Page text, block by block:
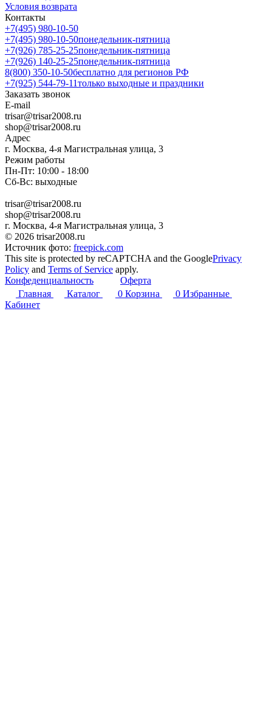
Условия возврата
Контакты
+7(495) 980-10-50
+7(495) 980-10-50понедельник-пятница
+7(926) 785-25-25понедельник-пятница
+7(926) 140-25-25понедельник-пятница
8(800) 350-10-50бесплатно для регионов РФ
+7(925) 544-79-11только выходные и праздники
Заказать звонок
E-mail
trisar@trisar2008.ru
shop@trisar2008.ru
Адрес
г. Москва, 4-я Магистральная улица, 3
Режим работы
Пн-Пт: 10:00 - 18:00
Сб-Вс: выходные
trisar@trisar2008.ru
shop@trisar2008.ru
г. Москва, 4-я Магистральная улица, 3
© 2026 trisar2008.ru
Источник фото: freepick.com
This site is protected by reCAPTCHA and the GooglePrivacy
Policy and Terms of Service apply.
Конфеденциальность
Оферта
Главная
Каталог 0 Корзина 0 Избранные
Кабинет